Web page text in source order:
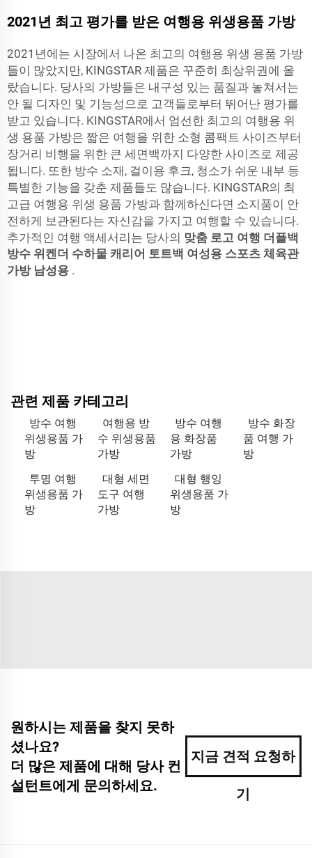
2021년 최고 평가를 받은 여행용 위생용품 가방
2021년에는 시장에서 나온 최고의 여행용 위생 용품 가방
들이 많았지만, KINGSTAR 제품은 꾸준히 최상위권에 올
랐습니다. 당사의 가방들은 내구성 있는 품질과 놓쳐서는
안 될 디자인 및 기능성으로 고객들로부터 뛰어난 평가를
받고 있습니다. KINGSTAR에서 엄선한 최고의 여행용 위
생 용품 가방은 짧은 여행을 위한 소형 콤팩트 사이즈부터
장거리 비행을 위한 큰 세면백까지 다양한 사이즈로 제공
됩니다. 또한 방수 소재, 걸이용 후크, 청소가 쉬운 내부 등
특별한 기능을 갖춘 제품들도 많습니다. KINGSTAR의 최
고급 여행용 위생 용품 가방과 함께하신다면 소지품이 안
전하게 보관된다는 자신감을 가지고 여행할 수 있습니다.
추가적인 여행 액세서리는 당사의 맞춤 로고 여행 더플백
방수 위켄더 수하물 캐리어 토트백 여성용 스포츠 체육관
가방 남성용 .
관련 제품 카테고리
방수 여행
위생용품 가
방
여행용 방
수 위생용품
가방
방수 여행
용 화장품
가방
방수 화장
품 여행 가
방
투명 여행
위생용품 가
방
대형 세면
도구 여행
가방
대형 행잉
위생용품 가
방
원하시는 제품을 찾지 못하
셨나요?
더 많은 제품에 대해 당사 컨
설턴트에게 문의하세요.
지금 견적 요청하
기